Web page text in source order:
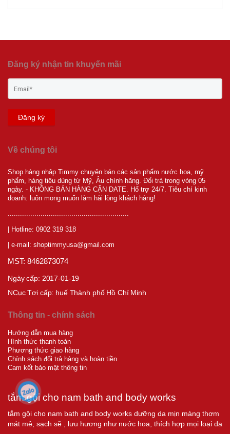
tắm gội cho nam bath and body works
tắm gội cho nam bath and body works dưỡng da mịn màng thơm
mát mẻ, sạch sẽ , lưu hương như nước hoa, thích hợp mọi loại da
Đăng ký nhận tin khuyến mãi
Đăng ký
Về chúng tôi
Shop hàng nhập Timmy chuyên bán các sản phẩm nước hoa, mỹ
phẩm, hàng tiêu dùng từ Mỹ, Âu chính hãng. Đổi trả trong vòng 05
ngày. - KHÔNG BÁN HÀNG CẬN DATE. Hổ trợ 24/7. Tiêu chí kinh
doanh: luôn mong muốn làm hài lòng khách hàng!
...........................................................
| Hotline: 0902 319 318
| e-mail: shoptimmyusa@gmail.com
MST: 8462873074
Ngày cấp: 2017-01-19
NCục Tơi cấp: huế Thành phố Hồ Chí Minh
Thông tin - chính sách
Hướng dẫn mua hàng
Hình thức thanh toán
Phương thức giao hàng
Chính sách đổi trả hàng và hoàn tiền
Cam kết bảo mật thông tin